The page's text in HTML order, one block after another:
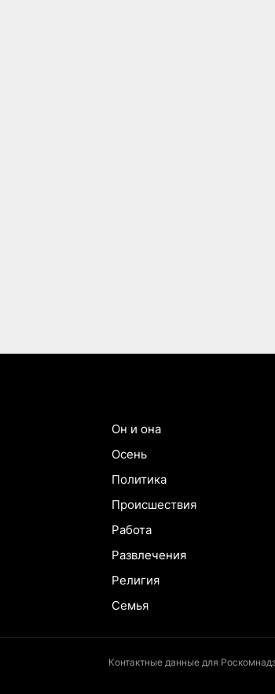
Он и она
Осень
Политика
Происшествия
Работа
Развлечения
Религия
Семья
Контактные данные для